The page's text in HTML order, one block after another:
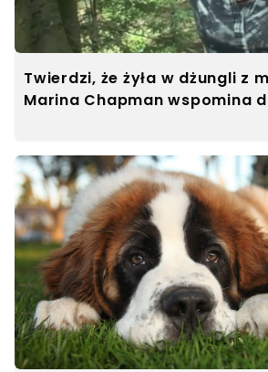
Twierdzi, że żyła w dżungli z
Marina Chapman wspomina